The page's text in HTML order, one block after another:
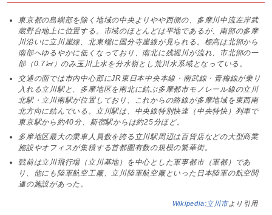
東京都の島嶼部を除く地域の中央よりやや西側の、多摩川中流左岸武
蔵野台地上に位置する。市域のほとんどは平地であるが、南部の多摩
川沿いに立川崖線、北東端に国分寺崖線が見られる。標高は北部から
南部へゆるやかに低くなっており、南北に残堀川が流れ、市北部の一
部（0.7㎢）のみ玉川上水を分水嶺とし荒川水系域となっている。
交通の面では市内中心部にJR東日本中央本線・南武線・青梅線が乗り
入れる立川駅と、多摩地区を南北に結ぶ多摩都市モノレール線の立川
北駅・立川南駅が位置しており、これからの路線が多摩地域を東西南
北方向に結んでいる。立川駅は、中央線特別快速（中央特快）列車で
東京駅から約40分、新宿駅からは約25分ほど。
多摩地区最大の乗車人員数を誇る立川駅周辺は百貨店などの大型商業
施設やオフィスが集積する首都圏有数の規模の繁華街。
戦前は立川飛行場（立川基地）を中心とした軍事都市（軍都）であ
り、他にも陸軍航空工廠、立川陸軍航空廠といった日本陸軍の航空関
連の施設があった。
Wikipedia:立川市より引用